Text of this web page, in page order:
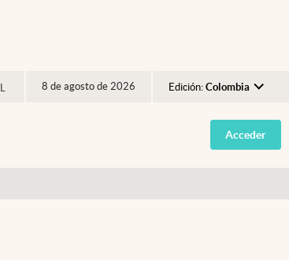
8 de agosto de 2026 Edición: Colombia
Argentina
España
Acceder